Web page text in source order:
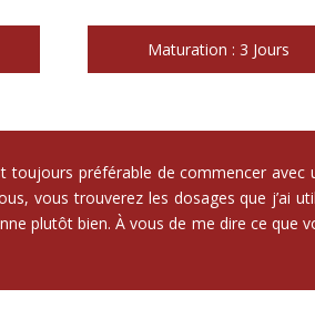
Maturation : 3 Jours
toujours préférable de commencer avec
vous trouverez les dosages que j’ai
plutôt bien. À vous de me dire ce que